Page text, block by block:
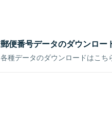
郵便番号データのダウンロー
各種データのダウンロードはこち